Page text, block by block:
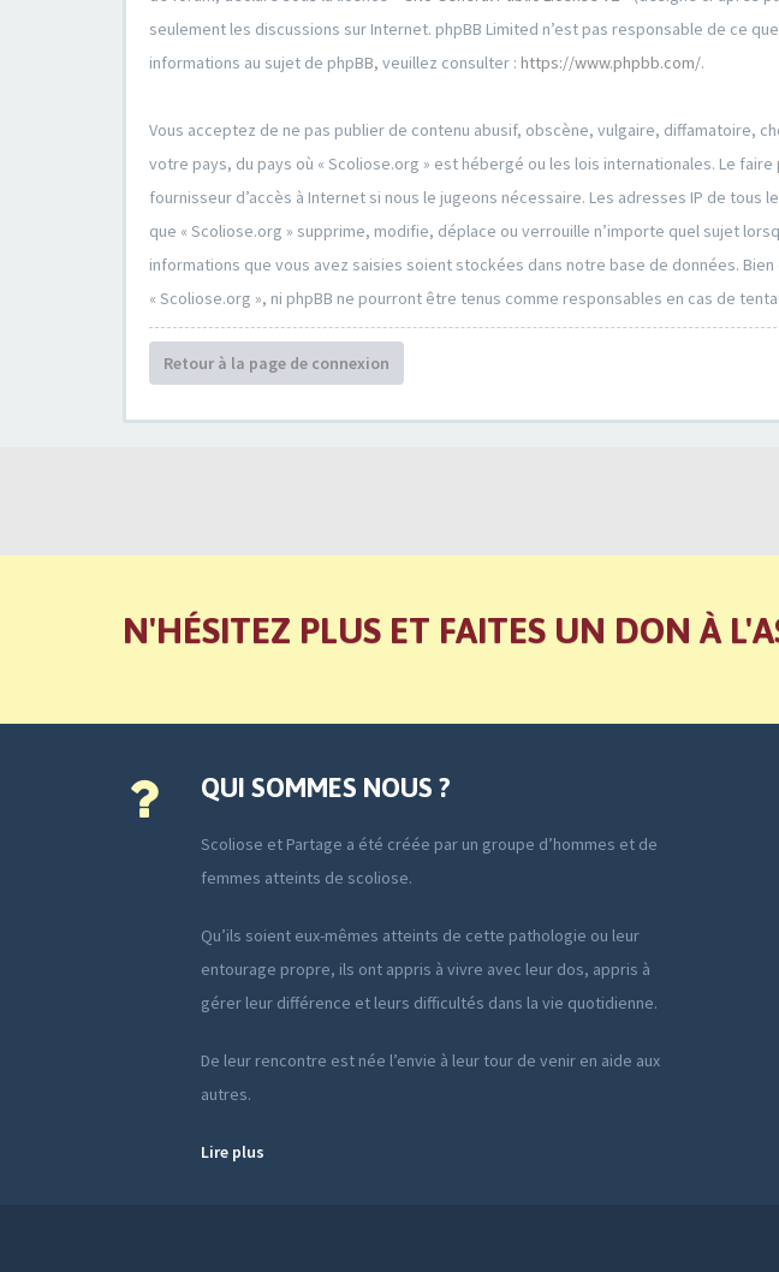
seulement les discussions sur Internet. phpBB Limited n’est pas responsable de ce
informations au sujet de phpBB, veuillez consulter : https://www.phpbb.com/.
Vous acceptez de ne pas publier de contenu abusif, obscène, vulgaire, diffamatoire,
votre pays, du pays où « Scoliose.org » est hébergé ou les lois internationales. Le
fournisseur d’accès à Internet si nous le jugeons nécessaire. Les adresses IP de
que « Scoliose.org » supprime, modifie, déplace ou verrouille n’importe quel sujet
informations que vous avez saisies soient stockées dans notre base de données.
« Scoliose.org », ni phpBB ne pourront être tenus comme responsables en cas de
Retour à la page de connexion
N'HÉSITEZ PLUS ET FAITES UN DON À
QUI SOMMES NOUS ?
Scoliose et Partage a été créée par un groupe d’hommes et de
femmes atteints de scoliose.
Qu’ils soient eux-mêmes atteints de cette pathologie ou leur
entourage propre, ils ont appris à vivre avec leur dos, appris à
gérer leur différence et leurs difficultés dans la vie quotidienne.
De leur rencontre est née l’envie à leur tour de venir en aide aux
autres.
Lire plus